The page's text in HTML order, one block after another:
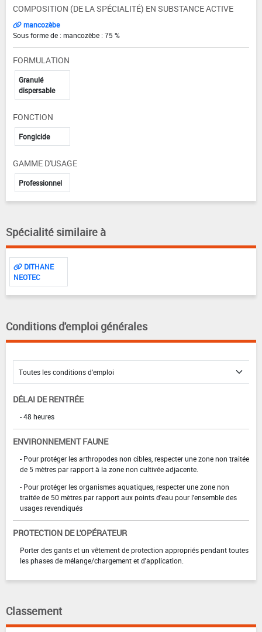
COMPOSITION (DE LA SPÉCIALITÉ) EN SUBSTANCE ACTIVE
mancozèbe
Sous forme de : mancozèbe : 75 %
FORMULATION
Granulé
dispersable
FONCTION
Fongicide
GAMME D'USAGE
Professionnel
Spécialité similaire à
DITHANE
NEOTEC
Conditions d'emploi générales
DÉLAI DE RENTRÉE
- 48 heures
ENVIRONNEMENT FAUNE
- Pour protéger les arthropodes non cibles, respecter une zone non traitée
de 5 mètres par rapport à la zone non cultivée adjacente.
- Pour protéger les organismes aquatiques, respecter une zone non
traitée de 50 mètres par rapport aux points d'eau pour l'ensemble des
usages revendiqués
PROTECTION DE L'OPÉRATEUR
Porter des gants et un vêtement de protection appropriés pendant toutes
les phases de mélange/chargement et d'application.
Classement